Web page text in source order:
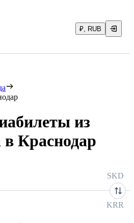
₽, RUB
из
Краснодар
SKD
KRR